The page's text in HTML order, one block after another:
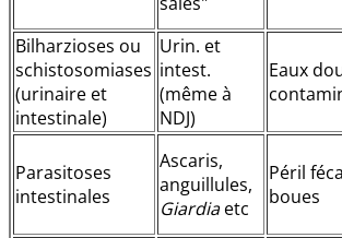
Bilharzioses ou
schistosomiases
(urinaire et
intestinale)
Urin. et
intest.
(même à
NDJ)
Eaux
Parasitoses
intestinales
Ascaris,
anguillules,
Giardiaetc
Péril
boues